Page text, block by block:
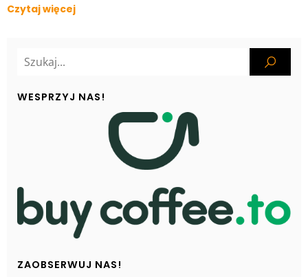
Czytaj więcej
WESPRZYJ NAS!
ZAOBSERWUJ NAS!